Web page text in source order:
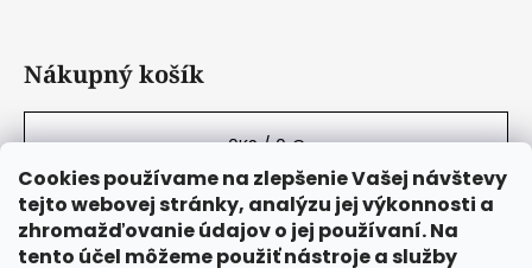
Cookies používame na zlepšenie Vašej návštevy
tejto webovej stránky, analýzu jej výkonnosti a
zhromažďovanie údajov o jej používaní. Na
tento účel môžeme použiť nástroje a služby
Nákupný košík
0KS /0 €